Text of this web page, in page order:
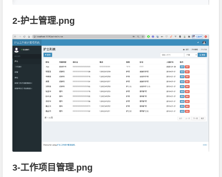
2-护士管理.png
3-工作项目管理.png